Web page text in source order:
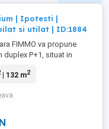
| Ipotesti |
si utilat | ID:1884
FIMMO va propune
duplex P+1, situat in
construita totala
complet mobilata si
pentru locuire fara
...
| 132 m2